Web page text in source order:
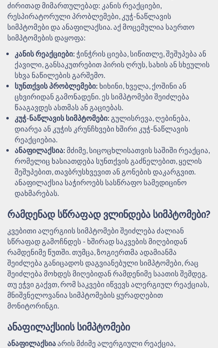
ძირითად მიმართულებად: კანის რეაქციები,
რესპირატორული პრობლემები, კუჭ-ნაწლავის
სიმპტომები და ანაფილაქსია. აქ მოცემულია საერთო
სიმპტომების დაყოფა:
კანის რეაქციები: ჭინჭრის ციება, სიწითლე, შეშუპება ან
ქავილი, განსაკუთრებით პირის ღრუს, სახის ან სხეულის
სხვა ნაწილების გარშემო.
სუნთქვის პრობლემები: ხიხინი, ხველა, ქოშინი ან
ცხვირიდან გამონადენი. ეს სიმპტომები შეიძლება
წააგავდეს ასთმას ან გაციებას.
კუჭ-ნაწლავის სიმპტომები: გულისრევა, ღებინება,
დიარეა ან კუჭის კრუნჩხვები ხშირი კუჭ-ნაწლავის
რეაქციებია.
ანაფილაქსია: მძიმე, სიცოცხლისათვის საშიში რეაქცია,
რომელიც ხასიათდება სუნთქვის გაძნელებით, ყელის
შეშუპებით, თავბრუსხვევით ან გონების დაკარგვით.
ანაფილაქსია საჭიროებს სასწრაფო სამედიცინო
დახმარებას.
ᲠᲐᲛᲓᲔᲜᲐᲓ ᲡᲬᲠᲐᲤᲐᲓ ᲕᲚᲘᲜᲓᲔᲑᲐ ᲡᲘᲛᲞᲢᲝᲛᲔᲑᲘ?
კვებითი ალერგიის სიმპტომები შეიძლება ძალიან
სწრაფად გამოჩნდეს - ხშირად საკვების მიღებიდან
რამდენიმე წუთში. თუმცა, ზოგიერთმა ადამიანმა
შეიძლება განიცადოს დაგვიანებული სიმპტომები, რაც
შეიძლება მოხდეს მიღებიდან რამდენიმე საათის შემდეგ.
თუ ეჭვი გაქვთ, რომ საკვები იწვევს ალერგიულ რეაქციას,
მნიშვნელოვანია სიმპტომების ყურადღებით
მონიტორინგი.
ᲐᲜᲐᲤᲘᲚᲐᲥᲡᲘᲘᲡ ᲡᲘᲛᲞᲢᲝᲛᲔᲑᲘ
ანაფილაქსიაარის მძიმე ალერგიული რეაქცია,